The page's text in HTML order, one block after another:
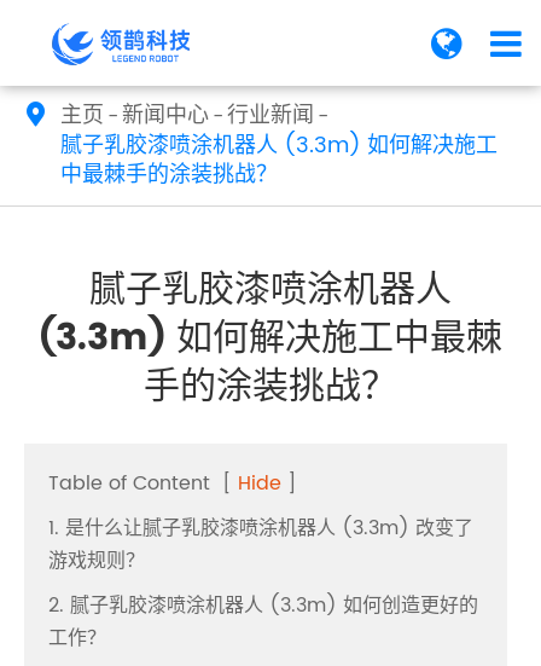
 主页 新闻中心 行业新闻
腻子乳胶漆喷涂机器人 (3.3m) 如何解决施工
中最棘手的涂装挑战？
腻子乳胶漆喷涂机器人
(3.3m) 如何解决施工中最棘
手的涂装挑战？
Table of Content [ Hide ]
1. 是什么让腻子乳胶漆喷涂机器人 (3.3m) 改变了
游戏规则？
2. 腻子乳胶漆喷涂机器人 (3.3m) 如何创造更好的
工作？